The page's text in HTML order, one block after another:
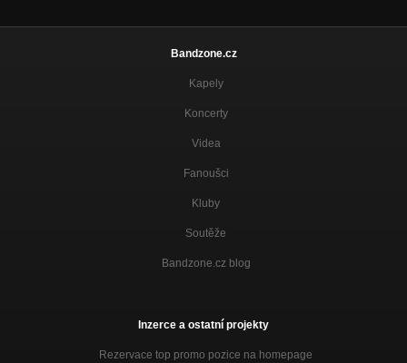
03 - Návraty
Bandzone.cz
Kapely
Koncerty
Videa
Fanoušci
Kluby
Soutěže
Bandzone.cz blog
Inzerce a ostatní projekty
Rezervace top promo pozice na homepage